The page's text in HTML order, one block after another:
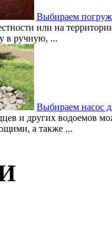
Выбираем
или на
в ручную, ...
Выбираем насос
и других водоемов
а также ...